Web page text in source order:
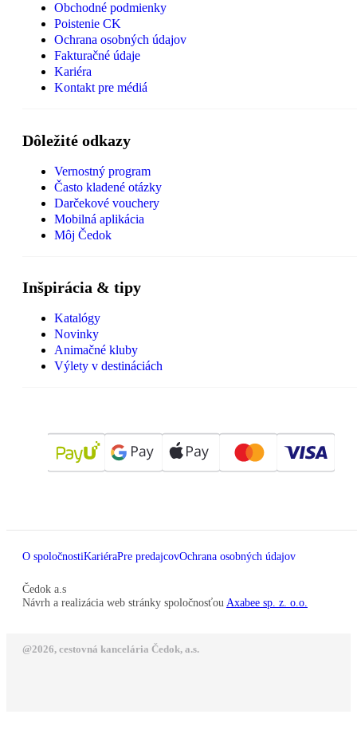
Obchodné podmienky
Poistenie CK
Ochrana osobných údajov
Fakturačné údaje
Kariéra
Kontakt pre médiá
Dôležité odkazy
Vernostný program
Často kladené otázky
Darčekové vouchery
Mobilná aplikácia
Môj Čedok
Inšpirácia & tipy
Katalógy
Novinky
Animačné kluby
Výlety v destináciách
O spoločnostiKariéraPre predajcovOchrana osobných údajov
Čedok a.s
Návrh a realizácia web stránky spoločnosťou Axabee sp. z. o.o.
@2026, cestovná kancelária Čedok, a.s.